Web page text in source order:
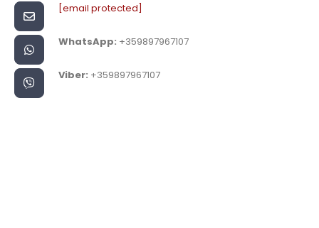
[email protected]
WhatsApp: +359897967107
Viber: +359897967107